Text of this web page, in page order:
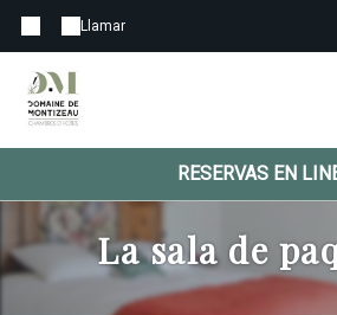
Llamar
RESERVAS EN
La sala de